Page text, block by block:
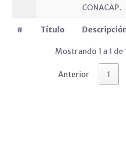
CONACAP.
# Título
Mostrando 1 a 1
Anterior 1